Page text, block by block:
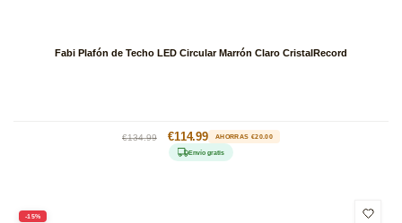
Fabi Plafón de Techo LED Circular Marrón Claro CristalRecord
Precio
€134.99
Precio
de
oferta
€114.99 AHORRAS €20.00
Envío gratis
-15%